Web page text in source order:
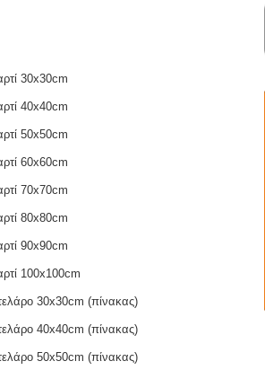
30x30cm
40x40cm
50x50cm
60x60cm
70x70cm
80x80cm
90x90cm
100x100cm
30x30cm (πίνακας)
40x40cm (πίνακας)
50x50cm (πίνακας)